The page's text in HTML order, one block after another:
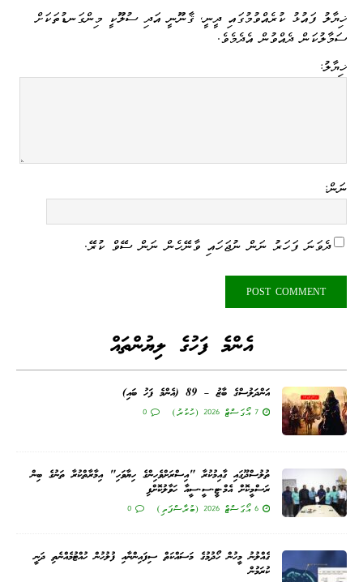
ޚިޔާލު ފައުޅު ކުރެއްވުމުގައި ދީނީ، ޤާނޫނީ އަދި ސުލޫކީ މިންގަނޑުތަކަށް
ސަމާލުކަން ދެއްވުން އެދެމެވެ.
ޚިޔާލު:
ނަން:
ދެވަނަ ފަހަރު ނަން ނުޖަހައި ވާނޭހެން ނަން ސޭވް ކުރޭ.
އެންމެ ފަހުގެ ލިޔުންތައް
އަންދަލުސްގެ ބާޒު – 89 (އެންމެ ފަހު ބައި)
7 އޯގަސްޓް 2026 (ހުކުރު) 0
ތުލުސްދޫގައި ގާއިމުކުރާ "އިސްރަށްވެހިންގެ ހިޔާވަހި" އިމާރާތްކުރާ ތަނުގެ ބިން
ރަސްމީކޮށް އެމް.ޓީ.ސީ.ސީއާ ހަވާލުކޮށްފި
6 އޯގަސްޓް 2026 (ބުރާސްފަތި) 0
ގެއްލުނު މީހުން ހޯދުމުގެ މަސައްކަތް ސިފައިންނާއި ފުލުހުން ހުއްޓުމެއްނެތި ދަނީ
ކުރަމުން